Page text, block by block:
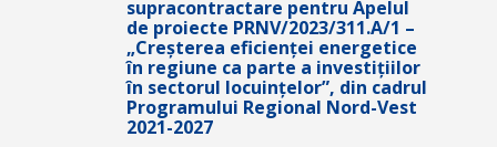
supracontractare pentru Apelul
de proiecte PRNV/2023/311.A/1 –
„Creșterea eficienței energetice
în regiune ca parte a investițiilor
în sectorul locuințelor”, din cadrul
Programului Regional Nord-Vest
2021-2027